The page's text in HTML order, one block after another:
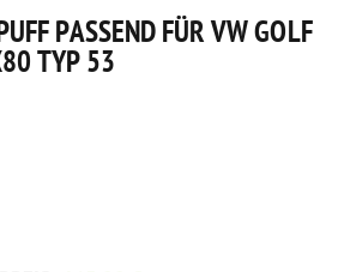
PASSEND FÜR VW GOLF
TYP 53